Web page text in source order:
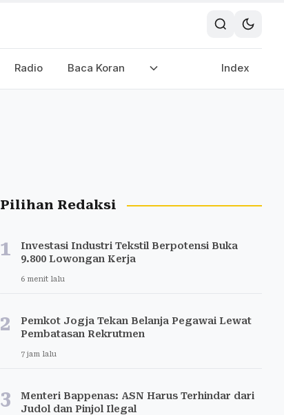
Radio Baca Koran Index
Pilihan Redaksi
1
Investasi Industri Tekstil Berpotensi Buka
9.800 Lowongan Kerja
6 menit lalu
2
Pemkot Jogja Tekan Belanja Pegawai Lewat
Pembatasan Rekrutmen
7 jam lalu
3
Menteri Bappenas: ASN Harus Terhindar dari
Judol dan Pinjol Ilegal